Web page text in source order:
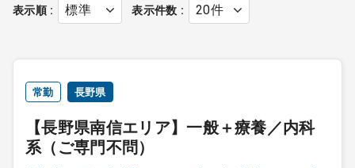
採用をお考えの医療機関の方
表示順 表示件数
常勤 長野県
【長野県南信エリア】一般＋療養／内科
系（ご専門不問）